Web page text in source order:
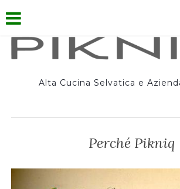
Alta Cucina Selvatica e
Perché Pikniq